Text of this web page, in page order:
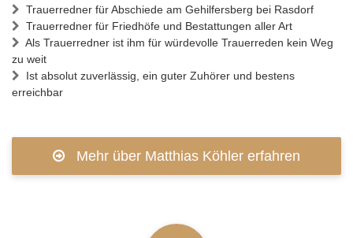
Trauerredner für Abschiede am Gehilfersberg bei Rasdorf
Trauerredner für Friedhöfe und Bestattungen aller Art
Als Trauerredner ist ihm für würdevolle Trauerreden kein Weg
zu weit
Ist absolut zuverlässig, ein guter Zuhörer und bestens
erreichbar
Mehr über Matthias Köhler erfahren